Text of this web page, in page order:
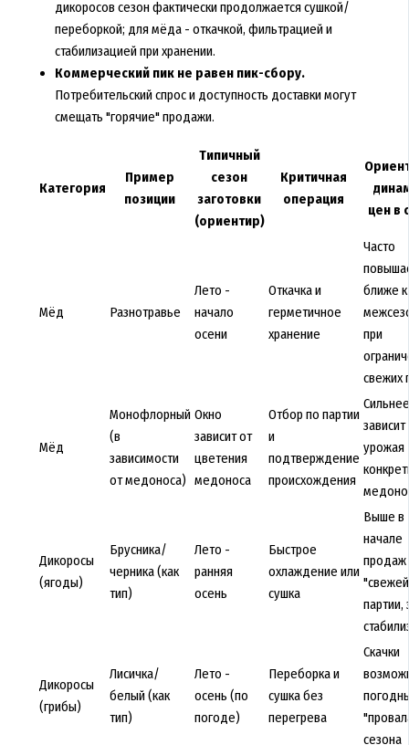
дикоросов сезон фактически продолжается сушкой/
переборкой; для мёда - откачкой, фильтрацией и
стабилизацией при хранении.
Коммерческий пик не равен пик-сбору.
Потребительский спрос и доступность доставки могут
смещать "горячие" продажи.
Категория
Пример
позиции
Типичный
сезон
заготовки
(ориентир)
Критичная
операция
цен в
Мёд Разнотравье
Лето -
начало
осени
Откачка и
герметичное
хранение
Часто
ближе к
при
свежих
Мёд
Монофлорный
(в
зависимости
от медоноса)
Окно
зависит от
цветения
медоноса
Отбор по партии
и
подтверждение
происхождения
Сильнее
зависит
урожая
Дикоросы
(ягоды)
Брусника/
черника (как
тип)
Лето -
ранняя
осень
Быстрое
охлаждение или
сушка
Выше в
начале
продаж
партии,
Дикоросы
(грибы)
Лисичка/
белый (как
тип)
Лето -
осень (по
погоде)
Переборка и
сушка без
перегрева
Скачки
сезона